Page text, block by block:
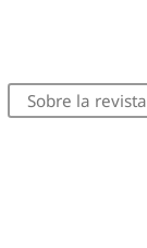
Sobre la revista